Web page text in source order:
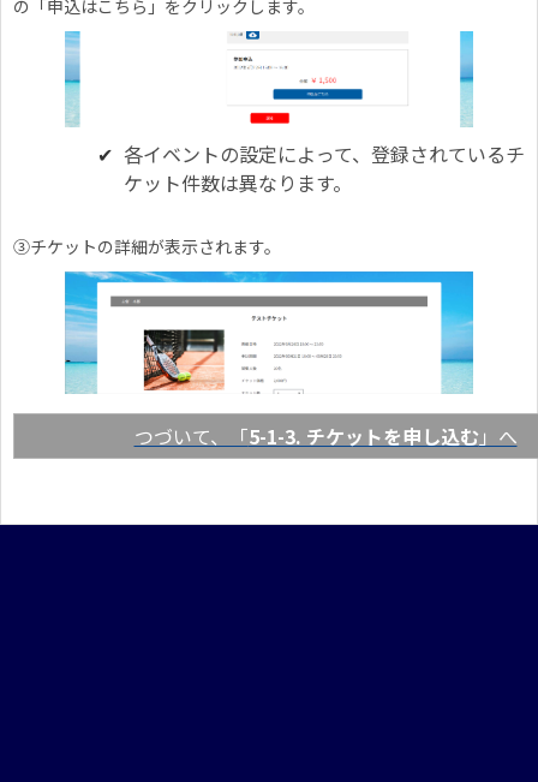
の「申込はこちら」をクリックします。
各イベントの設定によって、登録されているチ
ケット件数は異なります。
③チケットの詳細が表示されます。
つづいて、「5-1-3. チケットを申し込む」へ